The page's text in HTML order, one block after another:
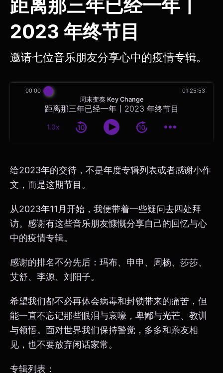
距离那三年已经一年丨
2023 年终节目
邀请七位音乐朋友分享心中的疫情专辑。
周末变奏 Key Change
距离那三年已经一年丨2023 年终节目
1.0x
00:00 01:25:53
给2023年的交待，不是年度专辑列表或者感谢小作
文，而是这期节目。
从2023年11月开始，我便带着一些疑问去四处拜
访。感谢有这些音乐朋友慷慨分享自己的回忆与心
中的疫情专辑。
感谢的排名不分先后：玛布、申申、周杨、莎莎、
艾舒、李源、刘阳子。
希望我们都不必再体会病毒和封锁带来的痛苦，但
能一直不忘记那些眼泪与哀嚎，卑鄙与光芒、教训
与领悟。面对世界我们保持警觉，多多和亲友相
见，也不要放弃闲话家常。
专辑列表：